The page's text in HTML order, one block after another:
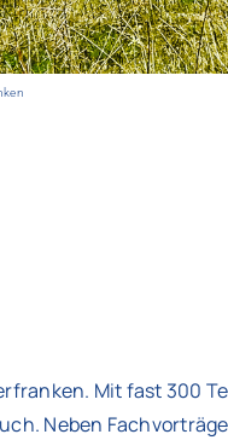
Mit fast 300
Neben